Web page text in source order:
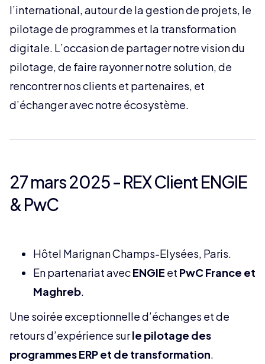
l’international, autour de la gestion de projets, le
pilotage de programmes et la transformation
digitale. L’occasion de partager notre vision du
pilotage, de faire rayonner notre solution, de
rencontrer nos clients et partenaires, et
d’échanger avec notre écosystème.
27 mars 2025 - REX Client ENGIE
& PwC
Hôtel Marignan Champs-Elysées, Paris.
En partenariat avecENGIE et PwC France et
Maghreb.
Une soirée exceptionnelle d’échanges et de
retours d’expérience surle pilotage des
programmes ERP et de transformation.